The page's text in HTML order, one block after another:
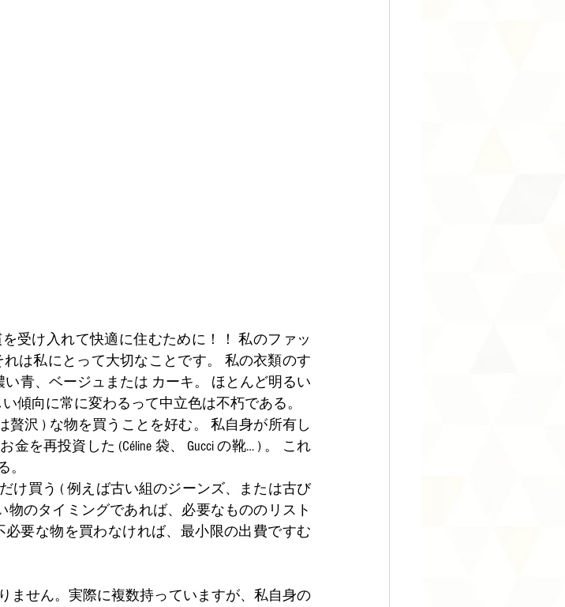
受け入れて快適に住むために！！ 私のファッ
は私にとって大切なことです。 私の衣類のす
青、ベージュまたは カーキ。 ほとんど明るい
傾向に常に変わるって中立色は不朽である。
沢 ) な物を買うことを好む。 私自身が所有し
を再投資した (Céline 袋、 Gucci の靴… ) 。 これ
。
け買う ( 例えば古い組のジーンズ、または古び
物のタイミングであれば、必要なもののリスト
要な物を買わなければ、最小限の出費ですむ
ません。実際に複数持っていますが、私自身の